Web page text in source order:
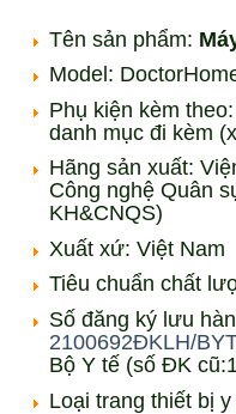
Tên sản phẩm:
Model:
Phụ kiện kèm
danh mục đi kèm
Hãng sản xuất:
Công nghệ Quân
KH&CNQS)
Xuất xứ: Việt Nam
Tiêu chuẩn chất
Số đăng ký lưu
2100692ĐKLH/
Bộ Y tế (số ĐK
Loại trang thiết bị